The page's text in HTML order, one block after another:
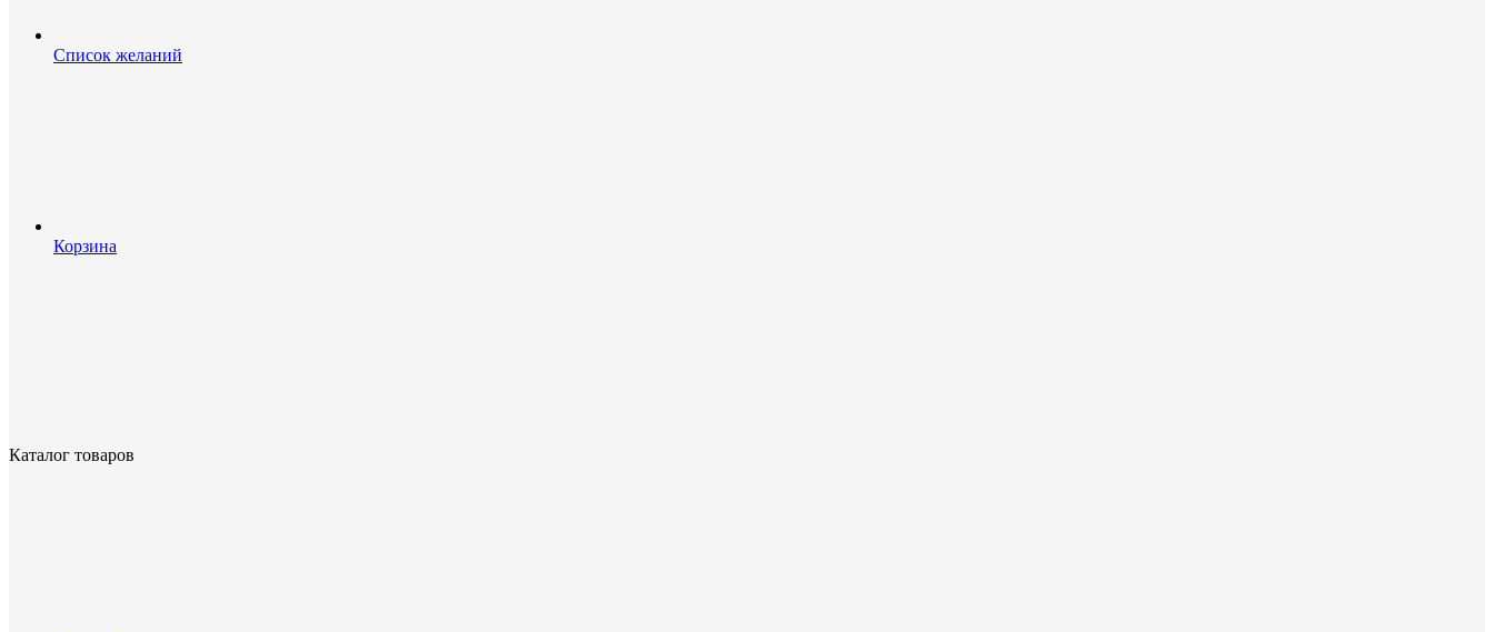
Список желаний
Корзина
Каталог товаров